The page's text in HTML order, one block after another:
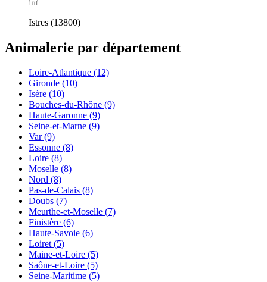
Istres (13800)
Animalerie par département
Loire-Atlantique (12)
Gironde (10)
Isère (10)
Bouches-du-Rhône (9)
Haute-Garonne (9)
Seine-et-Marne (9)
Var(9)
Essonne (8)
Loire (8)
Moselle (8)
Nord (8)
Pas-de-Calais (8)
Doubs (7)
Meurthe-et-Moselle (7)
Finistère (6)
Haute-Savoie (6)
Loiret(5)
Maine-et-Loire (5)
Saône-et-Loire (5)
Seine-Maritime (5)